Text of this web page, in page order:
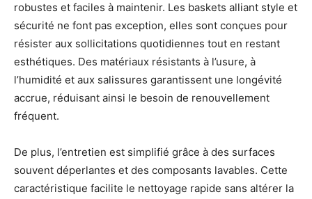
robustes et faciles à maintenir. Les baskets alliant style et
sécurité ne font pas exception, elles sont conçues pour
résister aux sollicitations quotidiennes tout en restant
esthétiques. Des matériaux résistants à l’usure, à
l’humidité et aux salissures garantissent une longévité
accrue, réduisant ainsi le besoin de renouvellement
fréquent.
De plus, l’entretien est simplifié grâce à des surfaces
souvent déperlantes et des composants lavables. Cette
caractéristique facilite le nettoyage rapide sans altérer la